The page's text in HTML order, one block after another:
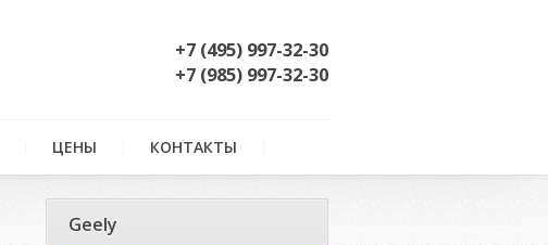
+7 (495) 997-32-30
+7 (985) 997-32-30
ЦЕНЫ КОНТАКТЫ
Geely